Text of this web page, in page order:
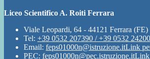
Liceo Scientifico A. Roiti Ferrara
Viale Leopardi, 64 - 44121 Ferrara (FE)
Tel: +39 0532 207390 / +39 0532
Email: feps01000n@istruzione.itLink
PEC: feps01000n@pec.istruzione.itLink